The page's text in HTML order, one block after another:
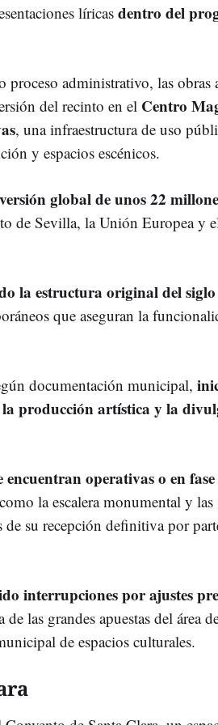
líricas dentro del
proceso administrativo, las obras
del recinto en el Centro
, una infraestructura de uso
y espacios escénicos.
global de unos 22
de Sevilla, la Unión Europea y
la estructura original del
que aseguran la
documentación municipal,
producción artística y la
encuentran operativas o en
la escalera monumental y las
su recepción definitiva por
interrupciones por ajustes
las grandes apuestas del área
de espacios culturales.